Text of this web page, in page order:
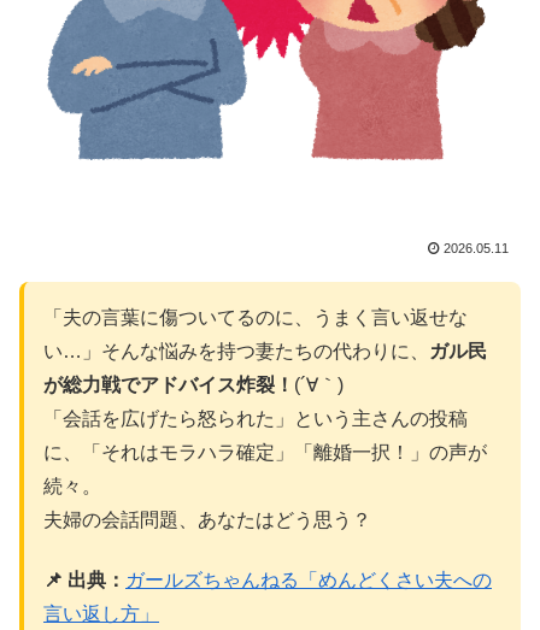
2026.05.11
「夫の言葉に傷ついてるのに、うまく言い返せな
い…」そんな悩みを持つ妻たちの代わりに、
ガル民
が総力戦でアドバイス炸裂！ (´∀｀)
「会話を広げたら怒られた」という主さんの投稿
に、「それはモラハラ確定」「離婚一択！」の声が
続々。
夫婦の会話問題、あなたはどう思う？
📌 出典： ガールズちゃんねる「めんどくさい夫への
言い返し方」